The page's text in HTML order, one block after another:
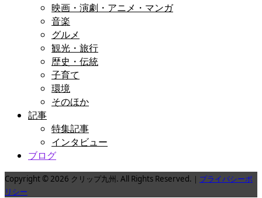
映画・演劇・アニメ・マンガ
音楽
グルメ
観光・旅行
歴史・伝統
子育て
環境
そのほか
記事
特集記事
インタビュー
ブログ
Copyright © 2026 クリップ九州. All Rights Reserved.｜ プライバシーポ
リシー